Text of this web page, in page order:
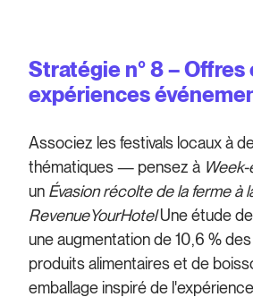
Stratégie n° 8 – Offres
expériences
Associez les festivals locaux à
thématiques — pensez à
un Évasion récolte de la ferme à
RevenueYourHotelUne étude
une augmentation de 10,6 %
produits alimentaires et de
emballage inspiré de